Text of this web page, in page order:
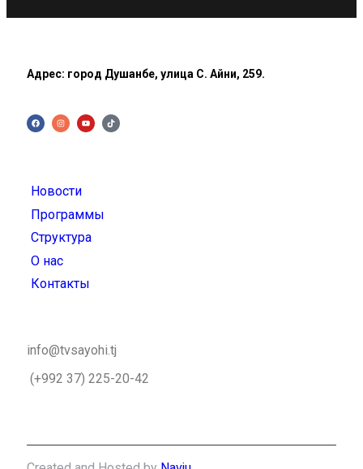
Адрес: город Душанбе, улица С. Айни, 259.
Новости
Программы
Структура
О нас
Контакты
info@tvsayohi.tj
(+992 37) 225-20-42